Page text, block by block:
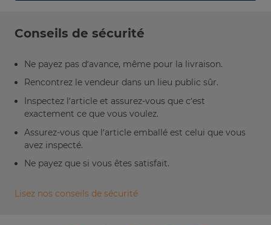
Conseils de sécurité
Ne payez pas d’avance, même pour la livraison.
Rencontrez le vendeur dans un lieu public sûr.
Inspectez l’article et assurez-vous que c’est
exactement ce que vous voulez.
Assurez-vous que l’article emballé est celui que vous
avez inspecté.
Ne payez que si vous êtes satisfait.
Lisez nos conseils de sécurité